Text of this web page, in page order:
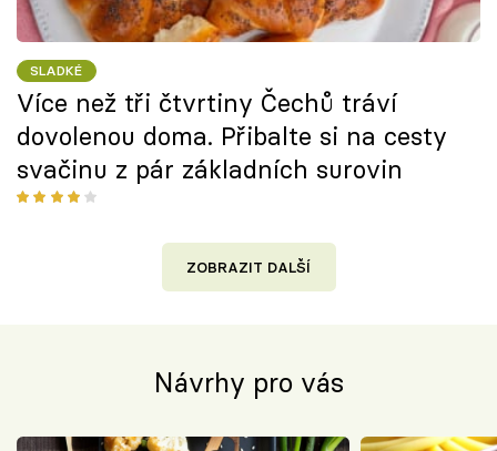
SLADKÉ
Více než tři čtvrtiny Čechů tráví
dovolenou doma. Přibalte si na cesty
svačinu z pár základních surovin
ZOBRAZIT DALŠÍ
Návrhy pro vás